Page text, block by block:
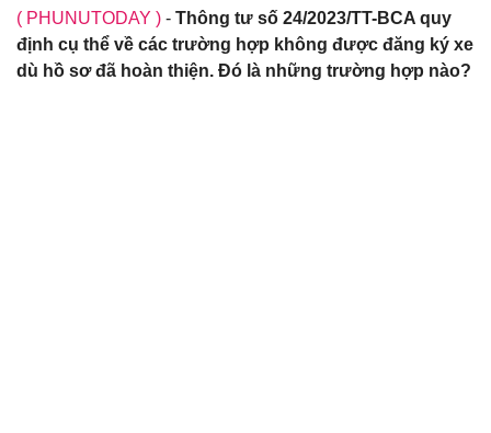
( PHUNUTODAY ) - Thông tư số 24/2023/TT-BCA quy
định cụ thể về các trường hợp không được đăng ký xe
dù hồ sơ đã hoàn thiện. Đó là những trường hợp nào?